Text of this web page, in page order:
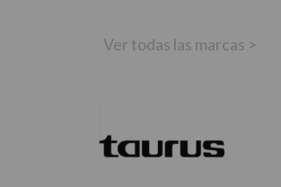
Ver todas las marcas >